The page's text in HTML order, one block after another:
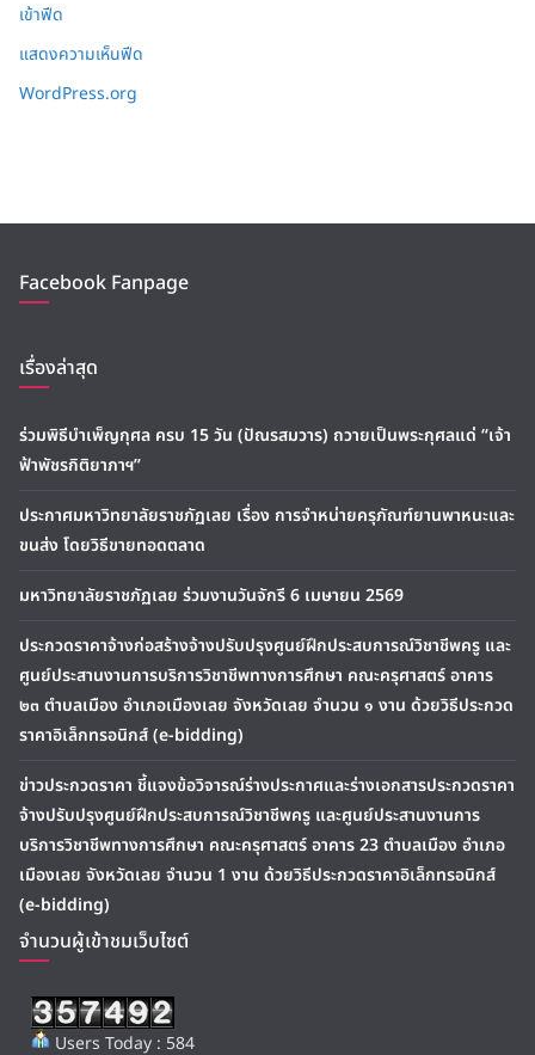
เข้าฟีด
แสดงความเห็นฟีด
WordPress.org
Facebook Fanpage
เรื่องล่าสุด
ร่วมพิธีบำเพ็ญกุศล ครบ 15 วัน (ปัณรสมวาร) ถวายเป็นพระกุศลแด่ “เจ้า
ฟ้าพัชรกิติยาภาฯ”
ประกาศมหาวิทยาลัยราชภัฏเลย เรื่อง การจำหน่ายครุภัณฑ์ยานพาหนะและ
ขนส่ง โดยวิธีขายทอดตลาด
มหาวิทยาลัยราชภัฏเลย ร่วมงานวันจักรี 6 เมษายน 2569
ประกวดราคาจ้างก่อสร้างจ้างปรับปรุงศูนย์ฝึกประสบการณ์วิชาชีพครู และ
ศูนย์ประสานงานการบริการวิชาชีพทางการศึกษา คณะครุศาสตร์ อาคาร
๒๓ ตำบลเมือง อำเภอเมืองเลย จังหวัดเลย จำนวน ๑ งาน ด้วยวิธีประกวด
ราคาอิเล็กทรอนิกส์ (e-bidding)
ข่าวประกวดราคา ชี้แจงข้อวิจารณ์ร่างประกาศและร่างเอกสารประกวดราคา
จ้างปรับปรุงศูนย์ฝึกประสบการณ์วิชาชีพครู และศูนย์ประสานงานการ
บริการวิชาชีพทางการศึกษา คณะครุศาสตร์ อาคาร 23 ตำบลเมือง อำเภอ
เมืองเลย จังหวัดเลย จำนวน 1 งาน ด้วยวิธีประกวดราคาอิเล็กทรอนิกส์
(e-bidding)
จำนวนผู้เข้าชมเว็บไซต์
Users Today : 584